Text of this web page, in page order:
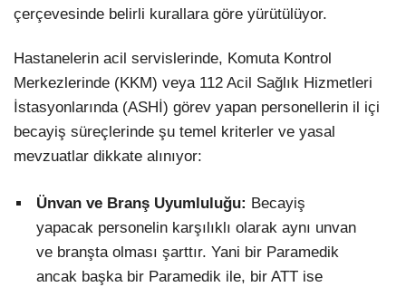
çerçevesinde belirli kurallara göre yürütülüyor.
Hastanelerin acil servislerinde, Komuta Kontrol
Merkezlerinde (KKM) veya 112 Acil Sağlık Hizmetleri
İstasyonlarında (ASHİ) görev yapan personellerin il içi
becayiş süreçlerinde şu temel kriterler ve yasal
mevzuatlar dikkate alınıyor:
Ünvan ve Branş Uyumluluğu: Becayiş
yapacak personelin karşılıklı olarak aynı unvan
ve branşta olması şarttır. Yani bir Paramedik
ancak başka bir Paramedik ile, bir ATT ise